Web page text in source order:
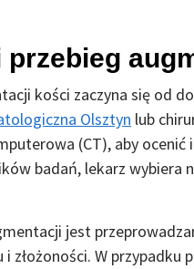
przebieg
kości zaczyna się od
Olsztyn lub
(CT), aby ocenić
badań, lekarz wybiera
jest
i złożoności. W